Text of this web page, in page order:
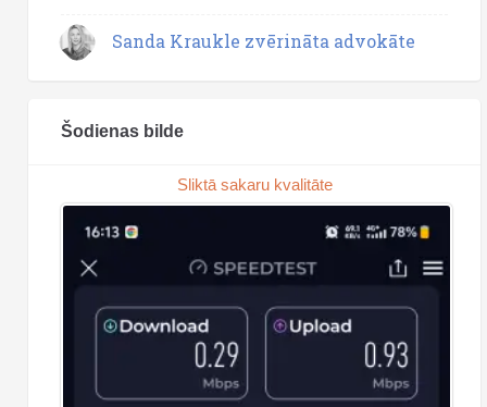
Sanda Kraukle zvērināta advokāte
Šodienas bilde
Sliktā sakaru kvalitāte